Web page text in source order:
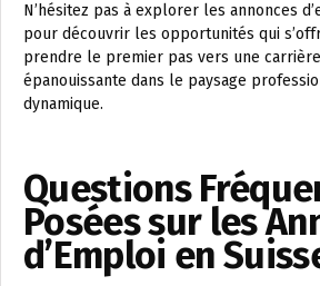
N’hésitez pas à explorer les annonces
pour découvrir les opportunités qui
prendre le premier pas vers une
épanouissante dans le paysage
dynamique.
Questions
Posées sur les
d’Emploi en